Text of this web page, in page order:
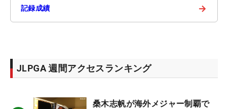
記録成績 →
JLPGA 週間アクセスランキング
桑木志帆が海外メジャー制覇で